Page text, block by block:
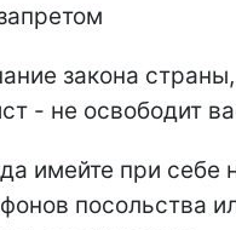
закона
- не освободит
имейте при себе
посольства